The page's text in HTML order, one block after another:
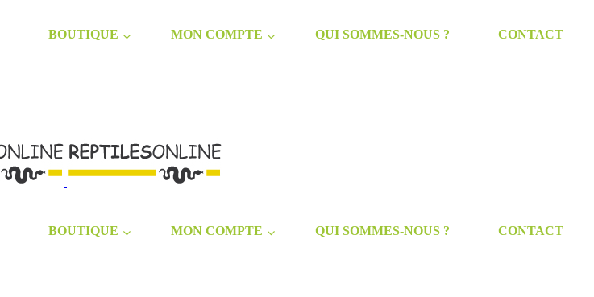
BOUTIQUE MON COMPTE QUI SOMMES-NOUS ?
CONTACT
BOUTIQUE MON COMPTE QUI SOMMES-NOUS ? CONTACT